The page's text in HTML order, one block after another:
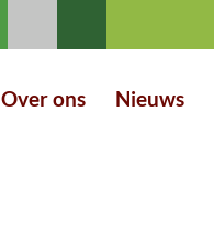
Over ons Nieuws